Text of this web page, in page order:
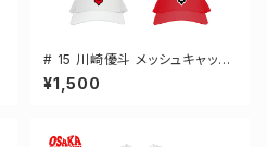
# 15 川崎優斗 メッシュキャップ
選手還元 3カラー 000700
¥1,500